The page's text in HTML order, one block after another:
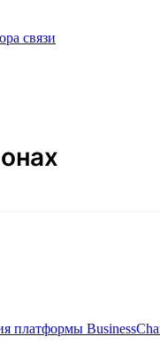
связи
платформы